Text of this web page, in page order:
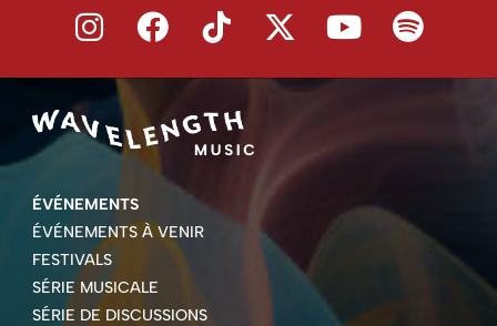
ÉVÉNEMENTS
ÉVÉNEMENTS À VENIR
FESTIVALS
SÉRIE MUSICALE
SÉRIE DE DISCUSSIONS